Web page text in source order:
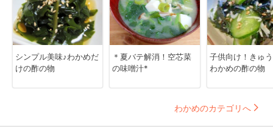
シンプル美味♪わかめだ
けの酢の物
＊夏バテ解消！空芯菜
の味噌汁*
子供向け！きゅ
わかめの酢の物
わかめのカテゴリへ